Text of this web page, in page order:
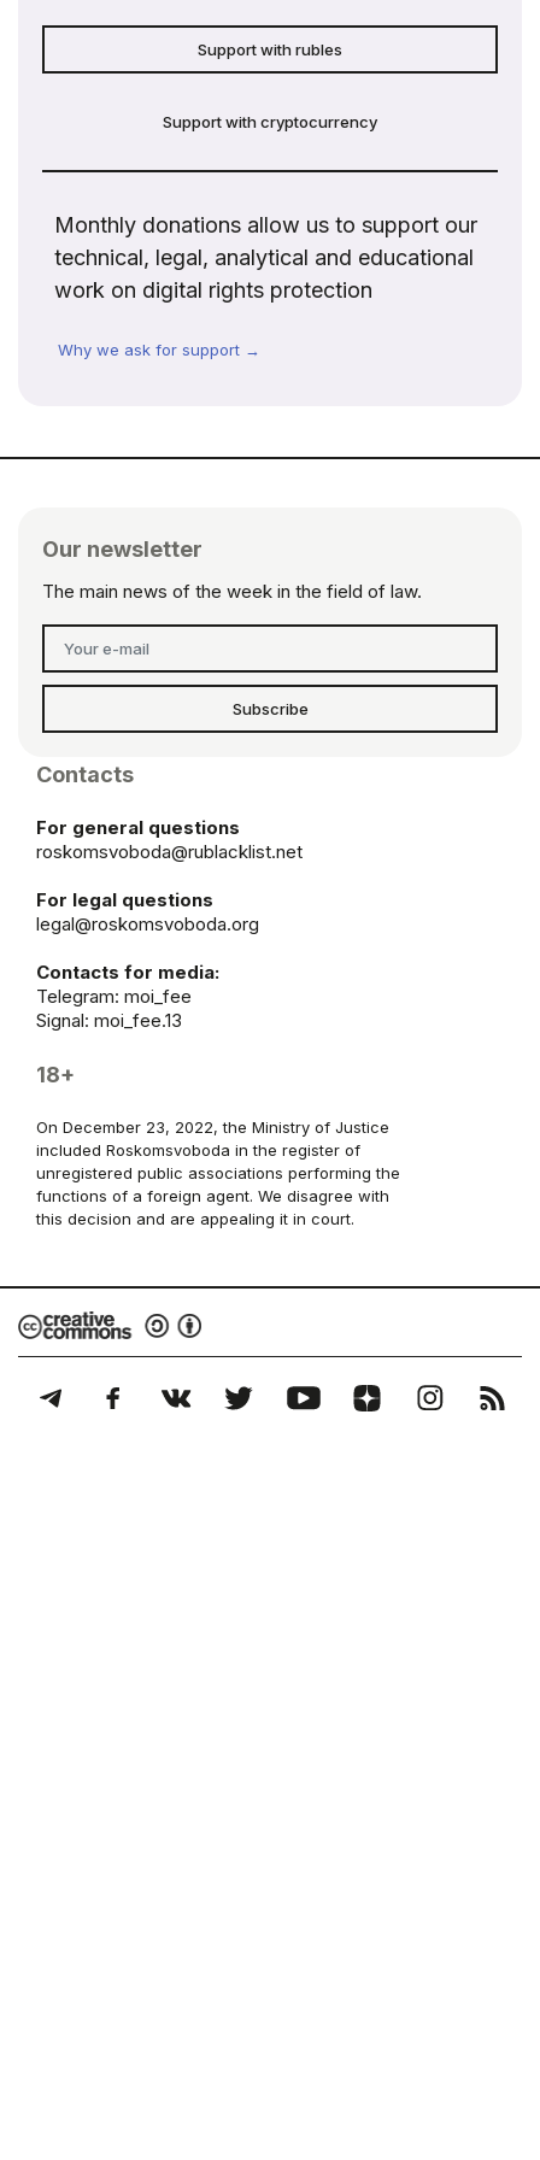
Support with rubles
Support with cryptocurrency
Monthly donations allow us to support our
technical, legal, analytical and educational
work on digital rights protection
Why we ask for support →
Our newsletter
The main news of the week in the field of law.
Subscribe
Contacts
For general questions
roskomsvoboda@rublacklist.net
For legal questions
legal@roskomsvoboda.org
Contacts for media:
Telegram: moi_fee
Signal: moi_fee.13
18+
On December 23, 2022, the Ministry of Justice
included Roskomsvoboda in the register of
unregistered public associations performing the
functions of a foreign agent. We disagree with
this decision and are appealing it in court.